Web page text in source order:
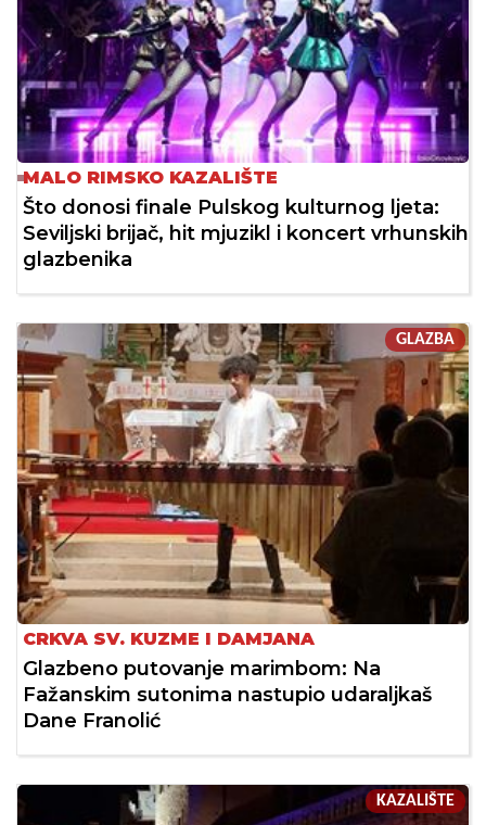
MALO RIMSKO KAZALIŠTE
Što donosi finale Pulskog kulturnog ljeta:
Seviljski brijač, hit mjuzikl i koncert vrhunskih
glazbenika
GLAZBA
CRKVA SV. KUZME I DAMJANA
Glazbeno putovanje marimbom: Na
Fažanskim sutonima nastupio udaraljkaš
Dane Franolić
KAZALIŠTE